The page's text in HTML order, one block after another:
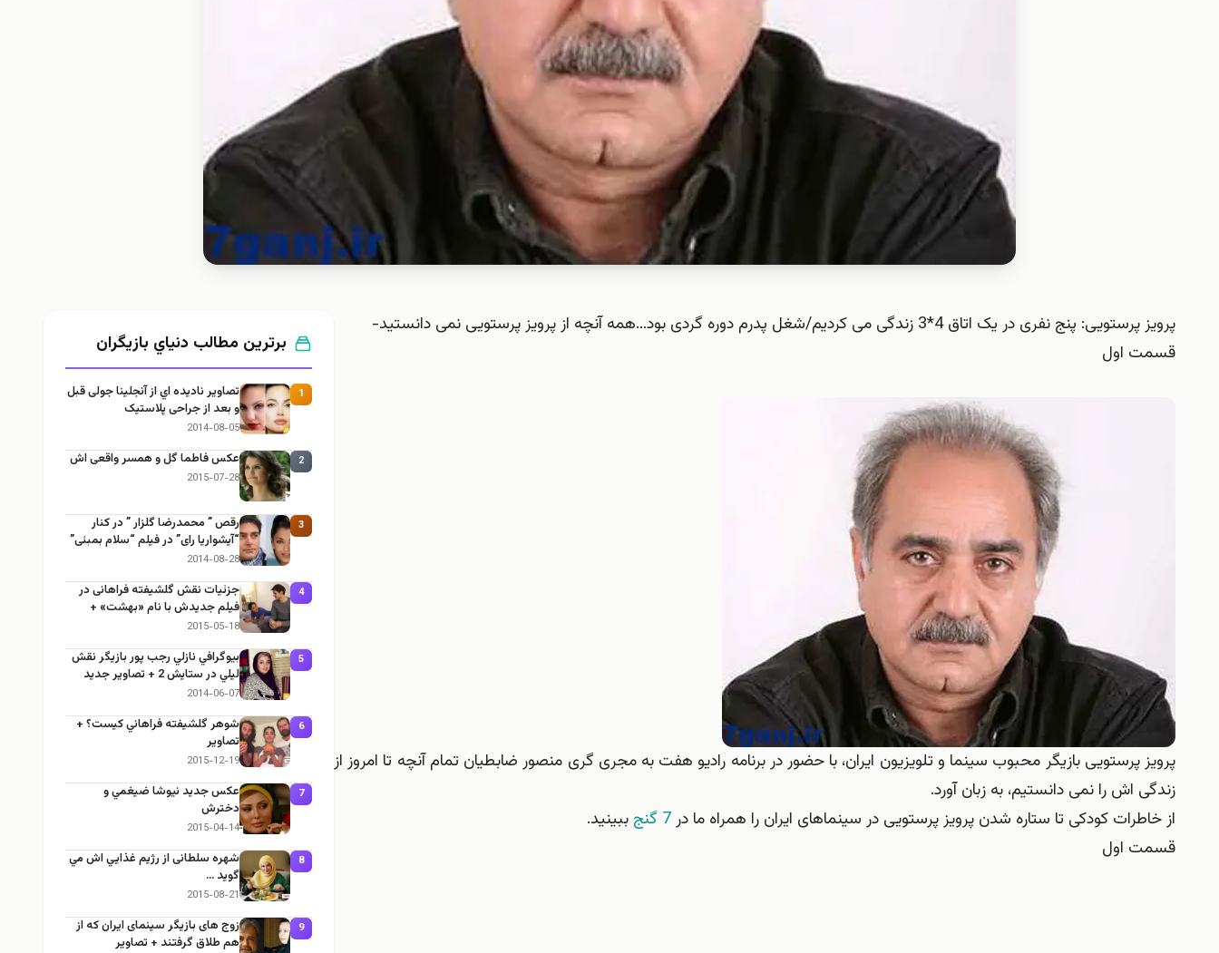
پرویز پرستویی: پنج نفری در یک اتاق 4*3 زندگی می کردیم/شغل پدرم دوره گردی بود…همه آنچه از پرویز پرستویی نمی دانستید-
قسمت اول
پرویز پرستویی بازیگر محبوب سینما و تلویزیون ایران، با حضور در برنامه رادیو هفت به مجری گری منصور ضابطیان تمام آنچه تا امروز از
زندگی اش را نمی دانستیم، به زبان آورد.
از خاطرات کودکی تا ستاره شدن پرویز پرستویی در سینماهای ایران را همراه ما در 7 گنج
ببینید.
قسمت اول
برترین مطالب دنياي بازيگران
1
تصاوير ناديده اي از آنجلینا جولی قبل
و بعد از جراحی پلاستیک
2014-08-05
2 عکس فاطما گل و همسر واقعی اش
2015-07-28
3
رقص ” محمدرضا گلزار ” در کنار
“آیشواریا رای” در فیلم “سلام بمبئی”
2014-08-28
4
جزئيات نقش گلشیفته فراهانی در
فیلم جديدش با نام «بهشت» +
عکس
2015-05-18
5
بيوگرافي نازلي رجب پور بازيگر نقش
ليلي در ستايش 2 + تصاوير جديد
2014-06-07
6
شوهر گلشيفته فراهاني كيست؟ +
تصاوير
2015-12-19
7
عكس جديد نيوشا ضيغمي و
دخترش
2015-04-14
8
شهره سلطانی از رژيم غذايي اش مي
گويد …
2015-08-21
9
زوج های بازیگر سینمای ایران كه از
هم طلاق گرفتند + تصاوير